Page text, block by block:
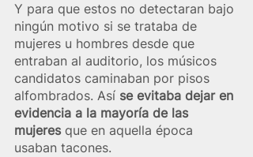
Y para que estos no detectaran bajo
ningún motivo si se trataba de
mujeres u hombres desde que
entraban al auditorio, los músicos
candidatos caminaban por pisos
alfombrados. Así se evitaba dejar en
evidencia a la mayoría de las
mujeres que en aquella época
usaban tacones.